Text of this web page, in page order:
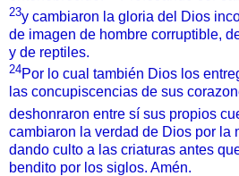
23y cambiaron la gloria del Dios
de imagen de hombre corruptible,
y de reptiles.
24Por lo cual también Dios los
las concupiscencias de sus
deshonraron entre sí sus propios
cambiaron la verdad de Dios por la
dando culto a las criaturas antes
bendito por los siglos. Amén.